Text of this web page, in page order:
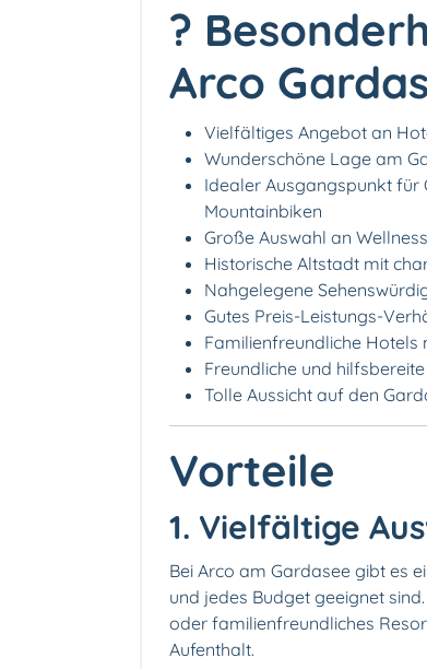
?
Arco
Vielfältiges Angebot an
Wunderschöne Lage am
Idealer Ausgangspunkt für
Mountainbiken
Große Auswahl an
Historische Altstadt mit
Nahgelegene
Gutes Preis-Leistungs-
Familienfreundliche Hotels
Freundliche und
Tolle Aussicht auf den
Vorteile
1. Vielfältige
Bei Arco am Gardasee gibt es
und jedes Budget geeignet
oder familienfreundliches
Aufenthalt.